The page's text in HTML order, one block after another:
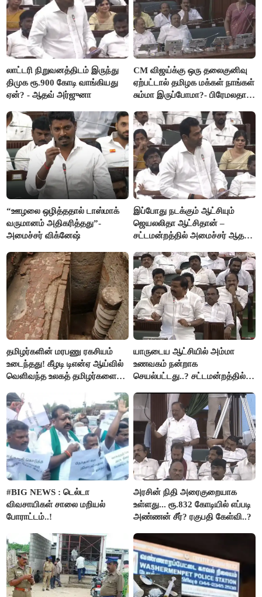
லாட்டரி நிறுவனத்திடம் இருந்து
திமுக ரூ.900 கோடி வாங்கியது
ஏன்? - ஆதவ் அர்ஜுனா
CM விஜய்க்கு ஒரு தலைகுனிவு
ஏற்பட்டால் தமிழக மக்கள் நாங்கள்
சும்மா இருப்போமா?- பிரேமலதா
“ஊழலை ஒழித்ததால் டாஸ்மாக்
வருமானம் அதிகரித்தது”-
அமைச்சர் விக்னேஷ்
இப்போது நடக்கும் ஆட்சியும்
ஜெயலலிதா ஆட்சிதான் –
சட்டமன்றத்தில் அமைச்சர் ஆதவ்
தமிழர்களின் மரபணு ரகசியம்
உடைந்தது! கீழடி டிஎன்ஏ ஆய்வில்
வெளிவந்த உலகத் தமிழர்களை
யாருடைய ஆட்சியில் அம்மா
உணவகம் நன்றாக
செயல்பட்டது..? சட்டமன்றத்தில்
#BIG NEWS : டெல்டா
விவசாயிகள் சாலை மறியல்
போராட்டம்..!
அரசின் நிதி அரைகுறையாக
உள்ளது... ரூ.832 கோடியில் எப்படி
அண்ணன் சீர்? ரகுபதி கேள்வி..?